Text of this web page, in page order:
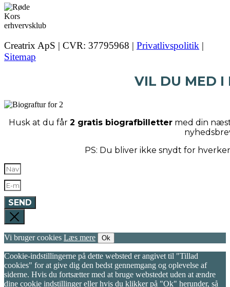
Creatrix ApS | CVR: 37795968 | Privatlivspolitik |
Sitemap
VIL DU MED I
Husk at du får 2 gratis biografbillettermed din
PS: Du bliver ikke snydt for
SEND
Vi bruger cookies Læs mere Ok
Cookie-indstillingerne på dette websted er angivet til "Tillad
cookies" for at give dig den bedst gennemgang og oplevelse af
siderne. Hvis du fortsætter med at bruge webstedet uden at ændre
dine cookie indstillinger eller hvis du klikker på "Ok" herunder, så